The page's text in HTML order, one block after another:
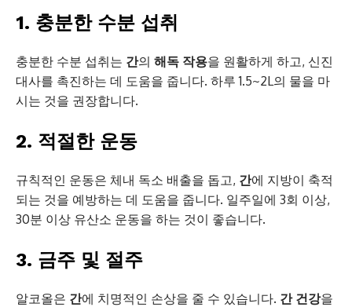
1. 충분한 수분 섭취
충분한 수분 섭취는 간의 해독 작용을 원활하게 하고, 신진
대사를 촉진하는 데 도움을 줍니다. 하루 1.5~2L의 물을 마
시는 것을 권장합니다.
2. 적절한 운동
규칙적인 운동은 체내 독소 배출을 돕고, 간에 지방이 축적
되는 것을 예방하는 데 도움을 줍니다. 일주일에 3회 이상,
30분 이상 유산소 운동을 하는 것이 좋습니다.
3. 금주 및 절주
알코올은 간에 치명적인 손상을 줄 수 있습니다. 간 건강을